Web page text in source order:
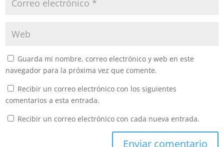
Guarda mi nombre, correo electrónico y web en este
navegador para la próxima vez que comente.
Recibir un correo electrónico con los siguientes
comentarios a esta entrada.
Recibir un correo electrónico con cada nueva entrada.